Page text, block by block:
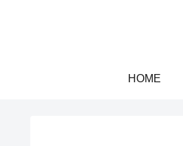
HOME